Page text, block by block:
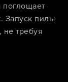
поглощает
Запуск пилы
требуя